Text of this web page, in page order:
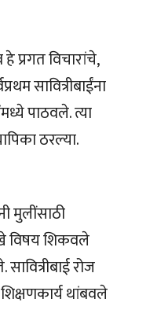
प्रगत विचारांचे,
सावित्रीबाईंना
पाठवले. त्या
ठरल्या.
मुलींसाठी
विषय शिकवले
रोज
थांबवले